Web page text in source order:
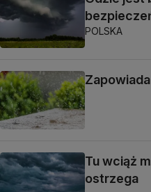
POLSKA
Tu wciąż
ostrzega